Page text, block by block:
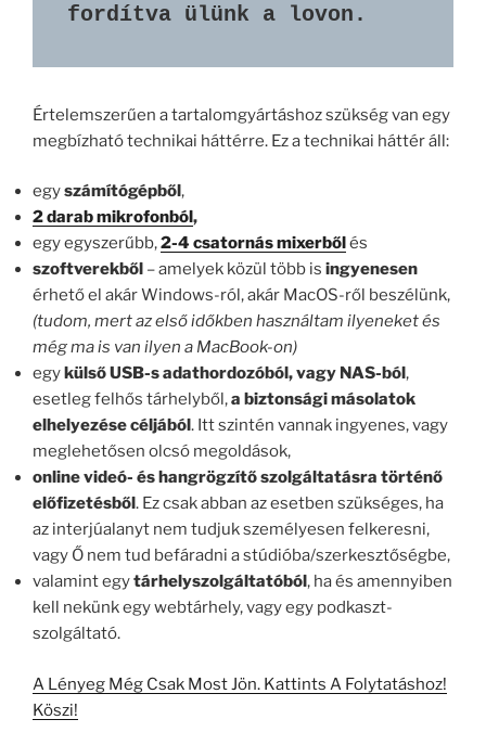
fordítva ülünk a lovon.
Értelemszerűen a tartalomgyártáshoz szükség van egy
megbízható technikai háttérre. Ez a technikai háttér áll:
egyszámítógépből ,
2 darab mikrofonból ,
egy egyszerűbb,2-4 csatornás mixerből és
szoftverekből – amelyek közül több is ingyenesen
érhető el akár Windows-ról, akár MacOS-ről beszélünk,
(tudom, mert az első időkben használtam ilyeneket és
még ma is van ilyen a MacBook-on)
egy külső USB-s adathordozóból, vagy NAS-ból ,
esetleg felhős tárhelyből,a biztonsági másolatok
elhelyezése céljából . Itt szintén vannak ingyenes, vagy
meglehetősen olcsó megoldások,
online videó- és hangrögzítő szolgáltatásra történő
előfizetésből . Ez csak abban az esetben szükséges, ha
az interjúalanyt nem tudjuk személyesen felkeresni,
vagy Ő nem tud befáradni a stúdióba/szerkesztőségbe,
valamint egytárhelyszolgáltatóból , ha és amennyiben
kell nekünk egy webtárhely, vagy egy podkaszt-
szolgáltató.
A Lényeg Még Csak Most Jön. Kattints A Folytatáshoz!
Köszi!